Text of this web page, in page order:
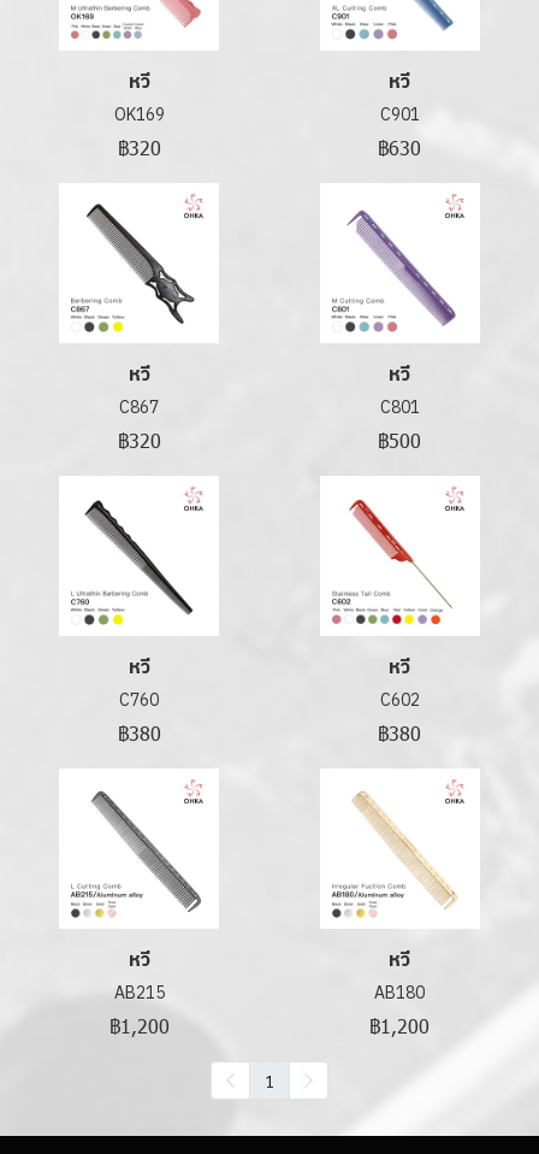
หวี
OK169
฿320
หวี
C901
฿630
หวี
C867
฿320
หวี
C801
฿500
หวี
C760
฿380
หวี
C602
฿380
หวี
AB215
฿1,200
หวี
AB180
฿1,200
1